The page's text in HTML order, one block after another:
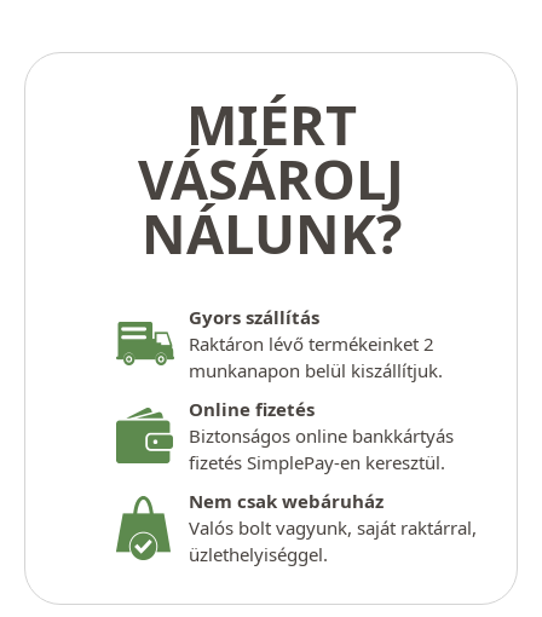
MIÉRT
VÁSÁROLJ
NÁLUNK?
Gyors szállítás
Raktáron lévő termékeinket 2
munkanapon belül kiszállítjuk.
Online fizetés
Biztonságos online bankkártyás
fizetés SimplePay-en keresztül.
Nem csak webáruház
Valós bolt vagyunk, saját raktárral,
üzlethelyiséggel.